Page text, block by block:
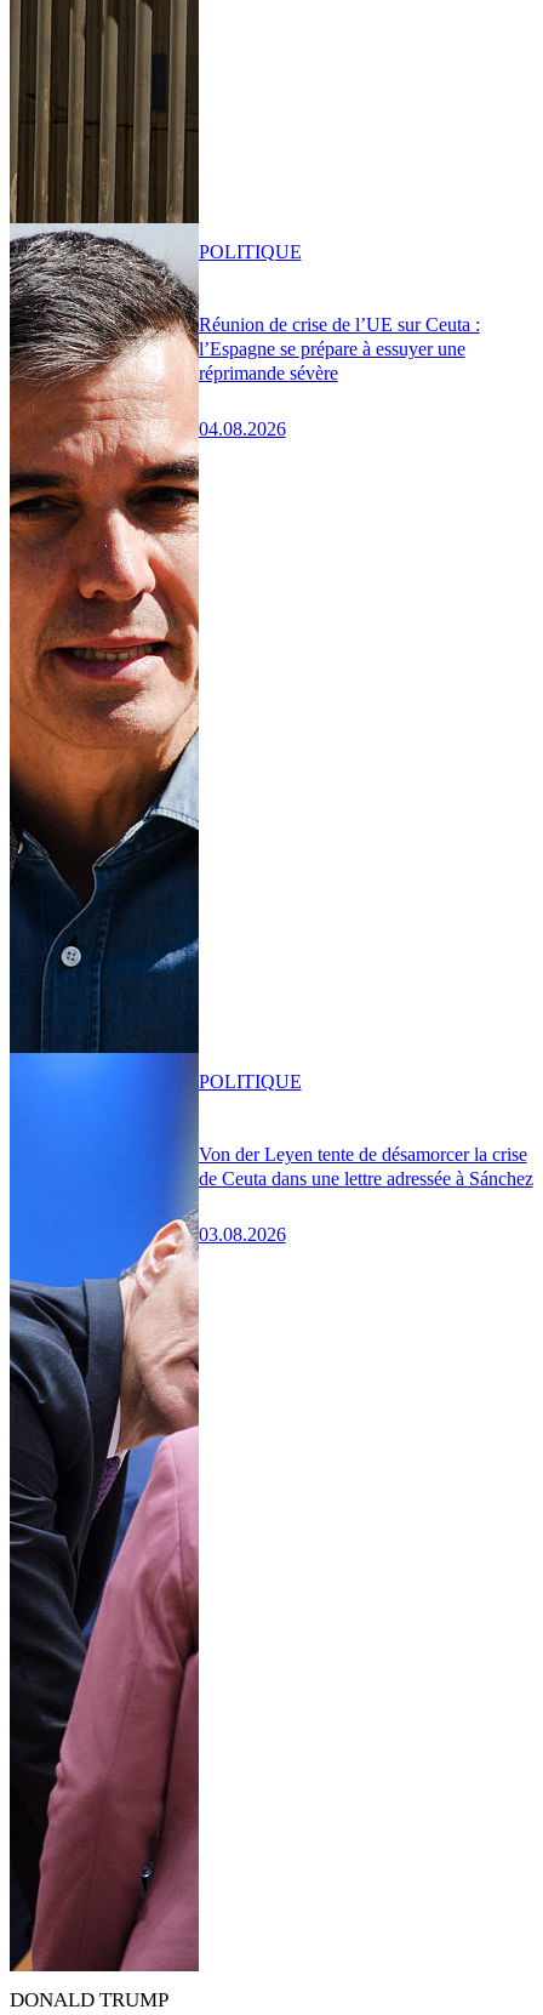
Réunion de crise de l’UE sur Ceuta :
l’Espagne se prépare à essuyer une
réprimande sévère
04.08.2026
POLITIQUE
Von der Leyen tente de désamorcer la crise
de Ceuta dans une lettre adressée à Sánchez
03.08.2026
POLITIQUE
DONALD TRUMP